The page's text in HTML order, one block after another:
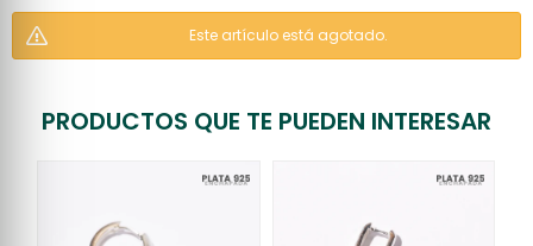
Este artículo está agotado.
PRODUCTOS QUE TE PUEDEN INTERESAR